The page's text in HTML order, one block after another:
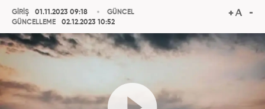
GİRİŞ
01.11.2023 09:18
GÜNCELLEME
02.12.2023 10:52
GÜNCEL